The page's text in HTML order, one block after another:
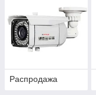
Распродажа